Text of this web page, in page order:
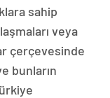
sahip
veya
çerçevesinde
bunların